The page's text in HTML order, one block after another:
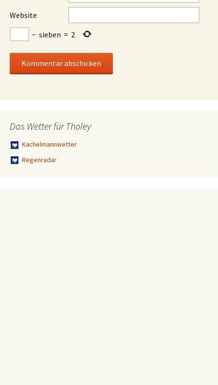
Website
− sieben = 2
Das Wetter für Tholey
Kachelmannwetter
Regenradar